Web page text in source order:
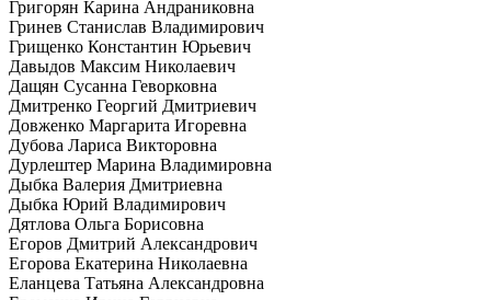
Григорян Карина Андраниковна
Гринев Станислав Владимирович
Грищенко Константин Юрьевич
Давыдов Максим Николаевич
Дащян Сусанна Геворковна
Дмитренко Георгий Дмитриевич
Довженко Маргарита Игоревна
Дубова Лариса Викторовна
Дурлештер Марина Владимировна
Дыбка Валерия Дмитриевна
Дыбка Юрий Владимирович
Дятлова Ольга Борисовна
Егоров Дмитрий Александрович
Егорова Екатерина Николаевна
Еланцева Татьяна Александровна